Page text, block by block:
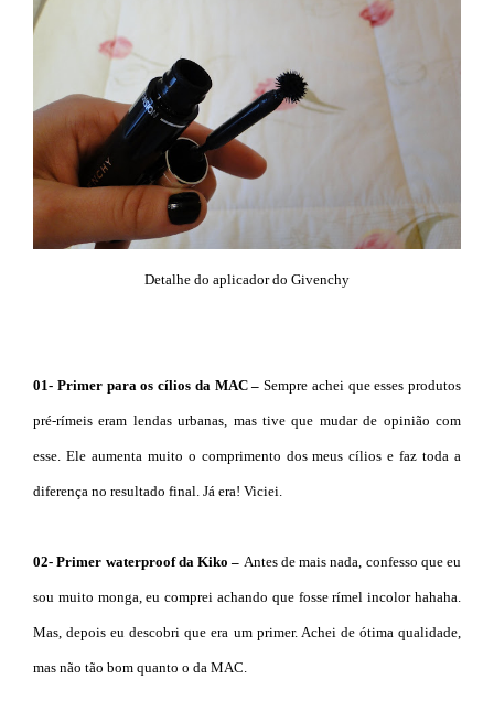
Detalhe do aplicador do Givenchy
01- Primer para os cílios da MAC – Sempre achei que esses produtos
pré-rímeis eram lendas urbanas, mas tive que mudar de opinião com
esse. Ele aumenta muito o comprimento dos meus cílios e faz toda a
diferença no resultado final. Já era! Viciei.
02- Primer waterproof da Kiko – Antes de mais nada, confesso que eu
sou muito monga, eu comprei achando que fosse rímel incolor hahaha.
Mas, depois eu descobri que era um primer. Achei de ótima qualidade,
mas não tão bom quanto o da MAC.